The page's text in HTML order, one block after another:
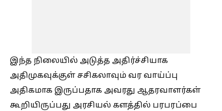
இந்த நிலையில் அடுத்த அதிர்ச்சியாக
அதிமுகவுக்குள் சசிகலாவும் வர வாய்ப்பு
அதிகமாக இருப்பதாக அவரது ஆதரவாளர்கள்
கூறியிருப்பது அரசியல் களத்தில் பரபரப்பை